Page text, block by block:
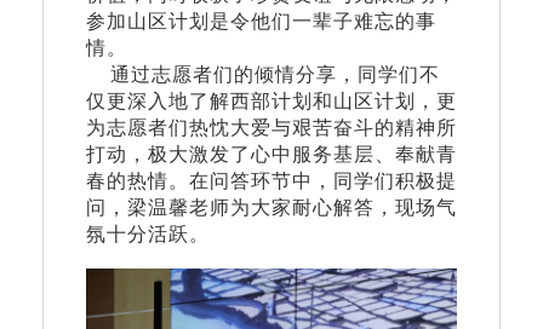
参加山区计划是令他们一辈子难忘的事
情。
通过志愿者们的倾情分享，同学们不
仅更深入地了解西部计划和山区计划，更
为志愿者们热忱大爱与艰苦奋斗的精神所
打动，极大激发了心中服务基层、奉献青
春的热情。在问答环节中，同学们积极提
问，梁温馨老师为大家耐心解答，现场气
氛十分活跃。